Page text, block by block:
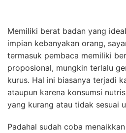
Memiliki berat badan yang
impian kebanyakan orang,
termasuk pembaca memiliki
proposional, mungkin terlalu
kurus. Hal ini biasanya terjadi
ataupun karena konsumsi
yang kurang atau tidak sesuai
Padahal sudah coba